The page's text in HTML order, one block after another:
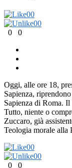
00
00
0
0
Oggi, alle ore 18,
Sapienza,
Sapienza di Roma.
Tutto, niente o
Zuccaro, già
Teologia morale alla
00
00
0
0